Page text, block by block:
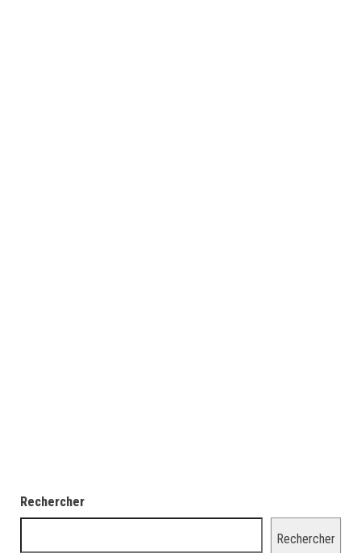
Rechercher
Rechercher